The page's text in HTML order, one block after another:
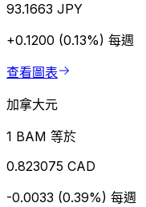
93.1663 JPY
+0.1200 (0.13%) 每週
查看圖表
加拿大元
1 BAM 等於
0.823075 CAD
-0.0033 (0.39%) 每週